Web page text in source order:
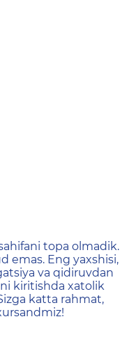
неtopa olmadik.
emas. Eng yaxshisi,
va qidiruvdan
kiritishda xatolik
katta rahmat,